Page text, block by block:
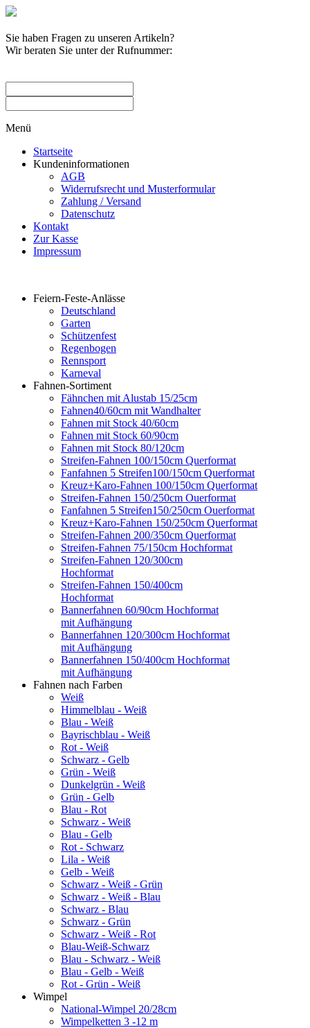
Sie haben Fragen zu unseren Artikeln?
Wir beraten Sie unter der Rufnummer:
Menü
Startseite
Kundeninformationen
AGB
Widerrufsrecht und Musterformular
Zahlung / Versand
Datenschutz
Kontakt
Zur Kasse
Impressum
Feiern-Feste-Anlässe
Deutschland
Garten
Schützenfest
Regenbogen
Rennsport
Karneval
Fahnen-Sortiment
Fähnchen mit Alustab 15/25cm
Fahnen40/60cm mit Wandhalter
Fahnen mit Stock 40/60cm
Fahnen mit Stock 60/90cm
Fahnen mit Stock 80/120cm
Streifen-Fahnen 100/150cm Querformat
Fanfahnen 5 Streifen100/150cm Querformat
Kreuz+Karo-Fahnen 100/150cm Querformat
Streifen-Fahnen 150/250cm Ouerformat
Fanfahnen 5 Streifen150/250cm Ouerformat
Kreuz+Karo-Fahnen 150/250cm Querformat
Streifen-Fahnen 200/350cm Querformat
Streifen-Fahnen 75/150cm Hochformat
Streifen-Fahnen 120/300cm
Hochformat
Streifen-Fahnen 150/400cm
Hochformat
Bannerfahnen 60/90cm Hochformat
mit Aufhängung
Bannerfahnen 120/300cm Hochformat
mit Aufhängung
Bannerfahnen 150/400cm Hochformat
mit Aufhängung
Fahnen nach Farben
Weiß
Himmelblau - Weiß
Blau - Weiß
Bayrischblau - Weiß
Rot - Weiß
Schwarz - Gelb
Grün - Weiß
Dunkelgrün - Weiß
Grün - Gelb
Blau - Rot
Schwarz - Weiß
Blau - Gelb
Rot - Schwarz
Lila - Weiß
Gelb - Weiß
Schwarz - Weiß - Grün
Schwarz - Weiß - Blau
Schwarz - Blau
Schwarz - Grün
Schwarz - Weiß - Rot
Blau-Weiß-Schwarz
Blau - Schwarz - Weiß
Blau - Gelb - Weiß
Rot - Grün - Weiß
Wimpel
National-Wimpel 20/28cm
Wimpelketten 3 -12 m